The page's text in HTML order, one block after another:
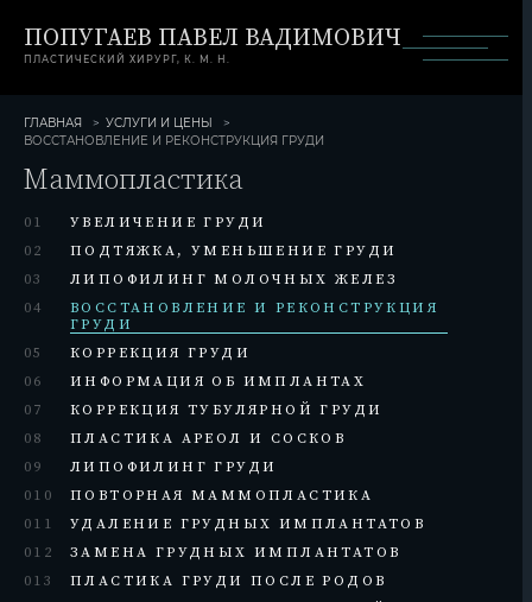
ПОПУГАЕВ ПАВЕЛ ВАДИМОВИЧ
ПЛАСТИЧЕСКИЙ ХИРУРГ, К. М. Н.
ГЛАВНАЯ
УСЛУГИ И ЦЕНЫ
ВОССТАНОВЛЕНИЕ И РЕКОНСТРУКЦИЯ ГРУДИ
Маммопластика
01
УВЕЛИЧЕНИЕ ГРУДИ
02
ПОДТЯЖКА, УМЕНЬШЕНИЕ ГРУДИ
03
ЛИПОФИЛИНГ МОЛОЧНЫХ ЖЕЛЕЗ
04
ВОССТАНОВЛЕНИЕ И РЕКОНСТРУКЦИЯ
ГРУДИ
05
КОРРЕКЦИЯ ГРУДИ
06
ИНФОРМАЦИЯ ОБ ИМПЛАНТАХ
07
КОРРЕКЦИЯ ТУБУЛЯРНОЙ ГРУДИ
08
ПЛАСТИКА АРЕОЛ И СОСКОВ
09
ЛИПОФИЛИНГ ГРУДИ
010
ПОВТОРНАЯ МАММОПЛАСТИКА
011
УДАЛЕНИЕ ГРУДНЫХ ИМПЛАНТАТОВ
012
ЗАМЕНА ГРУДНЫХ ИМПЛАНТАТОВ
013
ПЛАСТИКА ГРУДИ ПОСЛЕ РОДОВ